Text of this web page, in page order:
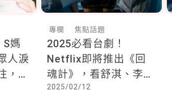
S媽
人淚
，坦
肚
專欄 焦點話題
2025必看台劇！
Netflix即將推出《回
魂計》，看舒淇、李心
潔、賈靜雯三位母親與
2025/02/12